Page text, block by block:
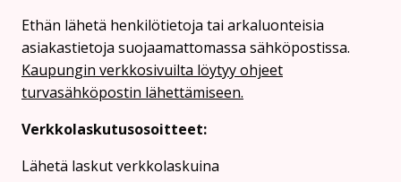
Ethän lähetä henkilötietoja tai arkaluonteisia
asiakastietoja suojaamattomassa sähköpostissa.
Kaupungin verkkosivuilta löytyy ohjeet
turvasähköpostin lähettämiseen.
Verkkolaskutusosoitteet:
Lähetä laskut verkkolaskuina